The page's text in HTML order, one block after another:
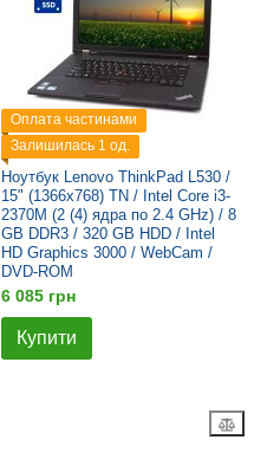
Оплата частинами
Залишилась 1 од.
Ноутбук Lenovo ThinkPad L530 /
15" (1366x768) TN / Intel Core i3-
2370M (2 (4) ядра по 2.4 GHz) / 8
GB DDR3 / 320 GB HDD / Intel
HD Graphics 3000 / WebCam /
DVD-ROM
6 085 грн
Купити